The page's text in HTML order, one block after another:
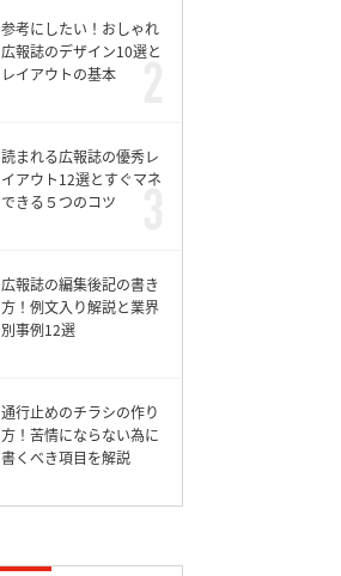
参考にしたい！おしゃれ
広報誌のデザイン10選と
レイアウトの基本
読まれる広報誌の優秀レ
イアウト12選とすぐマネ
できる５つのコツ
広報誌の編集後記の書き
方！例文入り解説と業界
別事例12選
通行止めのチラシの作り
方！苦情にならない為に
書くべき項目を解説